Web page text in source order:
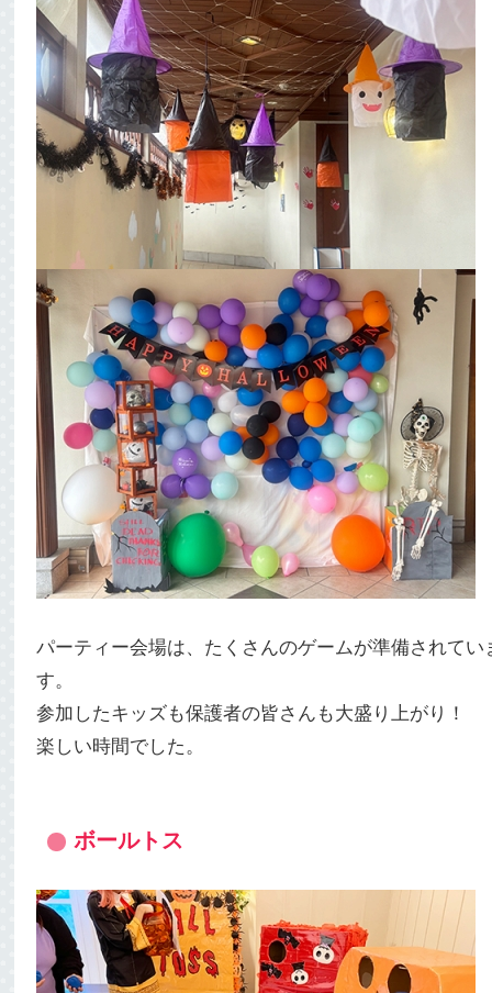
パーティー会場は、たくさんのゲームが準備されてい
す。
参加したキッズも保護者の皆さんも大盛り上がり！
楽しい時間でした。
ボールトス